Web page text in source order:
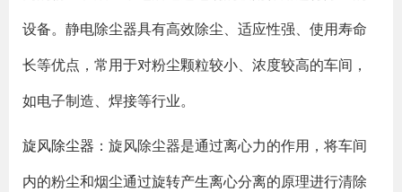
设备。静电除尘器具有高效除尘、适应性强、使用寿命
长等优点，常用于对粉尘颗粒较小、浓度较高的车间，
如电子制造、焊接等行业。
旋风除尘器 ：旋风除尘器是通过离心力的作用，将车间
内的粉尘和烟尘通过旋转产生离心分离的原理进行清除